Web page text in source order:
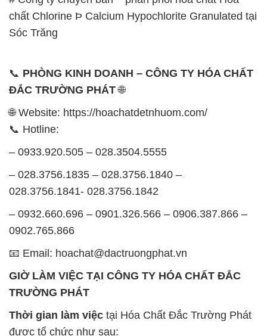
chất Chlorine Þ Calcium Hypochlorite Granulated tại
Sóc Trăng
📞 PHÒNG KINH DOANH – CÔNG TY HÓA CHẤT
ĐẮC TRƯỜNG PHÁT🌐
🌐 Website: https://hoachatdetnhuom.com/
📞 Hotline:
– 0933.920.505 – 028.3504.5555
– 028.3756.1835 – 028.3756.1840 –
028.3756.1841- 028.3756.1842
– 0932.660.696 – 0901.326.566 – 0906.387.866 –
0902.765.866
📧 Email: hoachat@dactruongphat.vn
GIỜ LÀM VIỆC TẠI CÔNG TY HÓA CHẤT ĐẮC
TRƯỜNG PHÁT
Thời gian làm việc tại Hóa Chất Đắc Trường Phát
được tổ chức như sau: